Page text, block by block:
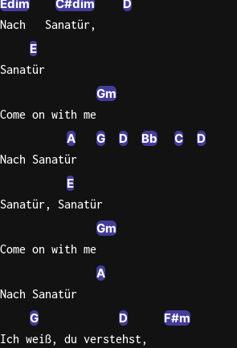
Edim C#dim D
Nach   Sanatür,
E
Sanatür
Gm
Come on with me
A G D Bb C D
Nach Sanatür
E
Sanatür, Sanatür
Gm
Come on with me
A
Nach Sanatür
G D F#m
Ich weiß, du verstehst,